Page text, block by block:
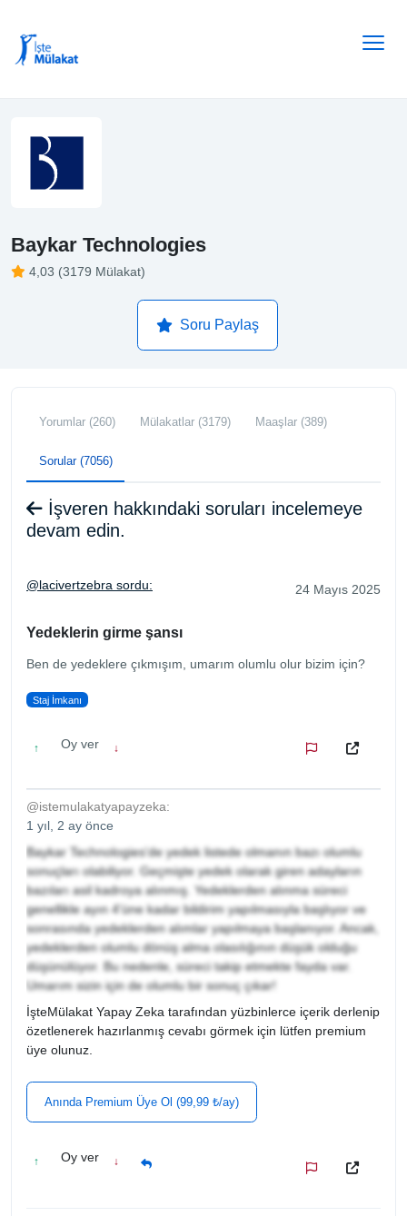
Baykar Technologies
4,03 (3179 Mülakat)
Soru Paylaş
Yorumlar (260) Mülakatlar (3179) Maaşlar (389)
Sorular (7056)
İşveren hakkındaki soruları incelemeye
devam edin.
@lacivertzebra sordu: 24 Mayıs 2025
Yedeklerin girme şansı
Ben de yedeklere çıkmışım, umarım olumlu olur bizim için?
Staj İmkanı
↑ Oy ver ↓
@istemulakatyapayzeka:
1 yıl, 2 ay önce
Baykar Technologies'de yedek listede olmanın bazı olumlu
sonuçları olabiliyor. Geçmişte yedek olarak giren adayların
bazıları asil kadroya alınmış. Yedeklerden alınma süreci
genellikle ayın 4'üne kadar bildirim yapılmasıyla başlıyor ve
sonrasında yedeklerden alımlar yapılmaya başlanıyor. Ancak,
yedeklerden olumlu dönüş alma olasılığının düşük olduğu
düşünülüyor. Bu nedenle, süreci takip etmekte fayda var.
Umarım sizin için de olumlu bir sonuç çıkar!
İşteMülakat Yapay Zeka tarafından yüzbinlerce içerik derlenip
özetlenerek hazırlanmış cevabı görmek için lütfen premium
üye olunuz.
Anında Premium Üye Ol (99,99 ₺/ay)
↑ Oy ver ↓